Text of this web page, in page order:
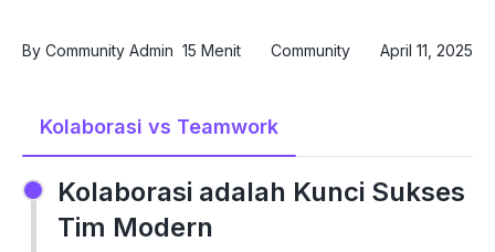
By Community Admin 15 Menit Community April 11, 2025
Kolaborasi vs Teamwork
Kolaborasi adalah Kunci Sukses
Tim Modern